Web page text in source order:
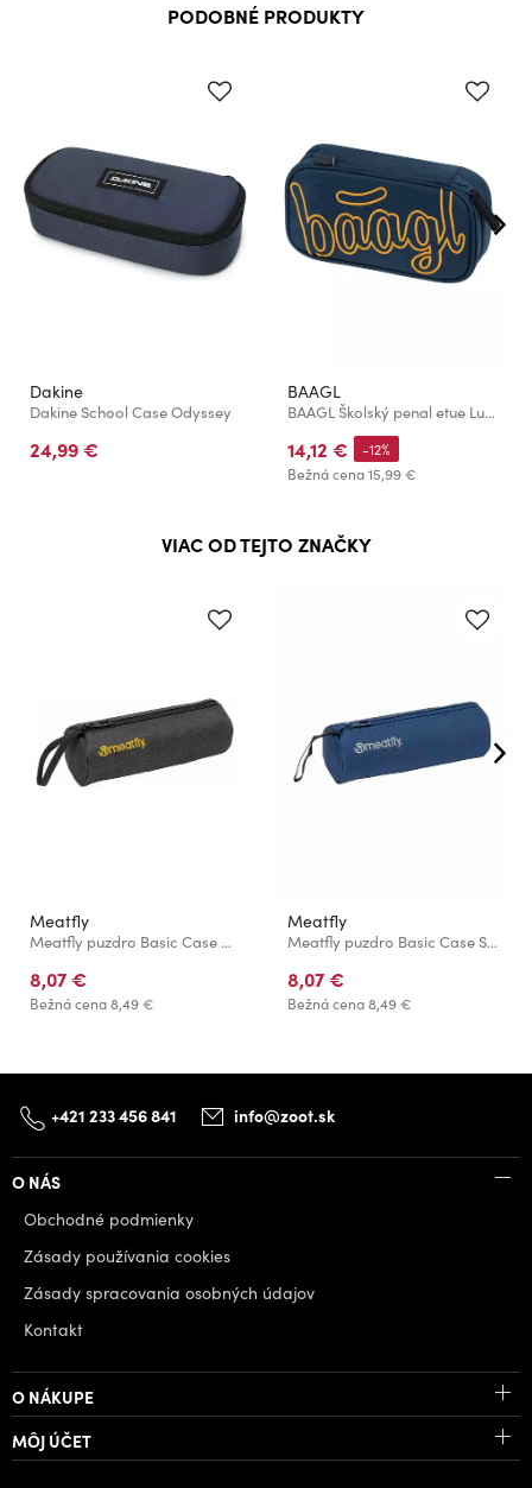
PODOBNÉ PRODUKTY
Dakine
Dakine School Case Odyssey
24,99 €
BAAGL
BAAGL Školský penal etue Lux GRS
14,12 €
Bežná cena15,99 €
-12%
VIAC OD TEJTO ZNAČKY
Meatfly
Meatfly puzdro Basic Case Black / Charcoal Heather
8,07 €
Bežná cena8,49 €
Meatfly
Meatfly puzdro Basic Case Sea / Grey Heather
8,07 €
Bežná cena8,49 €
+421 233 456 841 info@zoot.sk
O NÁS
Obchodné podmienky
Zásady používania cookies
Zásady spracovania osobných údajov
Kontakt
O NÁKUPE
MÔJ ÚČET